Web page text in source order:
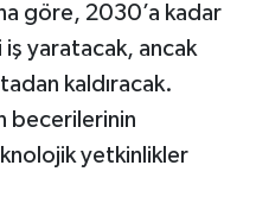
göre, 2030’a kadar
yaratacak, ancak
kaldıracak.
becerilerinin
yetkinlikler